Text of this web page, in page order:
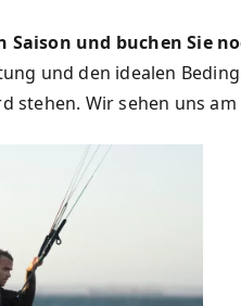
Saison und buchen Sie
und den idealen
stehen. Wir sehen uns am